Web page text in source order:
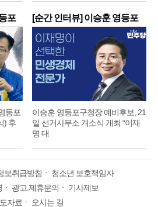
포
등포
) 후
[순간 인터뷰] 이승훈 영등포
구
이승훈 영등포구청장 예비후보, 21
일 선거사무소 개소식 개최 “이재
명 대
보취급방침 ㆍ 청소년 보호책임자
ㆍ 광고.제휴문의 ㆍ 기사제보
자료ㆍ 오시는 길